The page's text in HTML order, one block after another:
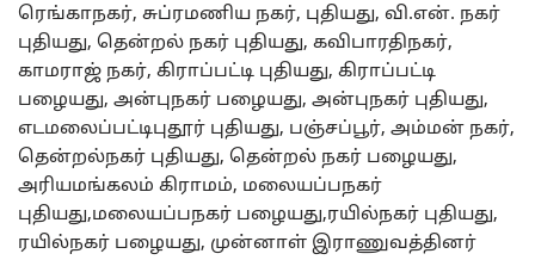
ரெங்காநகர், சுப்ரமணிய நகர், புதியது, வி.என். நகர்
புதியது, தென்றல் நகர் புதியது, கவிபாரதிநகர்,
காமராஜ் நகர், கிராப்பட்டி புதியது, கிராப்பட்டி
பழையது, அன்புநகர் பழையது, அன்புநகர் புதியது,
எடமலைப்பட்டிபுதூர் புதியது, பஞ்சப்பூர், அம்மன் நகர்,
தென்றல்நகர் புதியது, தென்றல் நகர் பழையது,
அரியமங்கலம் கிராமம், மலையப்பநகர்
புதியது,மலையப்பநகர் பழையது,ரயில்நகர் புதியது,
ரயில்நகர் பழையது, முன்னாள் இராணுவத்தினர்